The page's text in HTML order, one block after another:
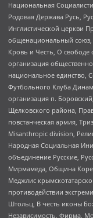
Национальная
Родовая Держава Русь,
Инглистической церкви
общенациональный союз,
Кровь и Честь, О свободе
организация
национальное единство,
Футбольного Клуба
организация п.
Щелковского района,
повстанческая армия,
Misanthropic division,
Народная Социальная
объединение Русские,
Мирмамеда, Община
Меджлис
противодействии
Штольц, В честь иконы
Независимость, Фирма,